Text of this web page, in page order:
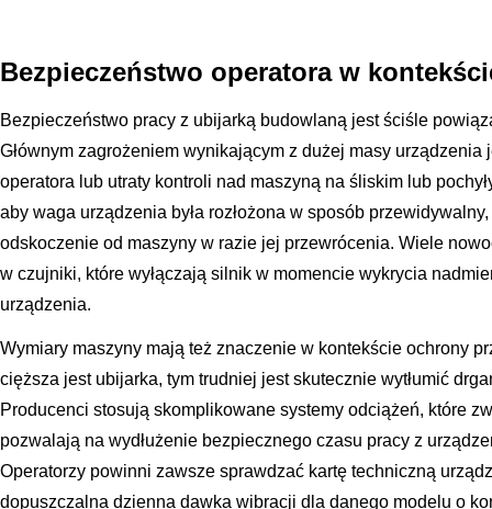
Bezpieczeństwo operatora w
Bezpieczeństwo pracy z ubijarką budowlaną jest ściśle
Głównym zagrożeniem wynikającym z dużej masy urządzenia
operatora lub utraty kontroli nad maszyną na śliskim lub
aby waga urządzenia była rozłożona w sposób
odskoczenie od maszyny w razie jej przewrócenia. Wiele
w czujniki, które wyłączają silnik w momencie wykrycia
urządzenia.
Wymiary maszyny mają też znaczenie w kontekście ochrony
cięższa jest ubijarka, tym trudniej jest skutecznie wytłumić
Producenci stosują skomplikowane systemy odciążeń, które
pozwalają na wydłużenie bezpiecznego czasu pracy z
Operatorzy powinni zawsze sprawdzać kartę techniczną
dopuszczalna dzienna dawka wibracji dla danego modelu o